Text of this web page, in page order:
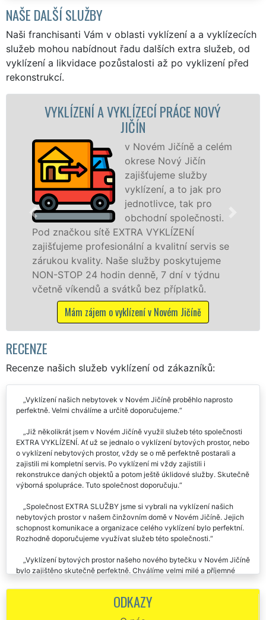
NAŠE DALŠÍ SLUŽBY
Naši franchisanti Vám v oblasti vyklízení a a vyklízecích
služeb mohou nabídnout řadu dalších extra služeb, od
vyklízení a likvidace pozůstalosti až po vyklizení před
rekonstrukcí.
A VYKLÍZECÍ PRÁCE NOVÝ
v Novém Jičíně a celém
okrese Nový Jičín
zajišťujeme služby
vyklízení, a to jak pro
jednotlivce, tak pro
obchodní společnosti.
sítě EXTRA VYKLÍZENÍ
profesionální a kvalitní servis se
Naše služby poskytujeme
24 hodin denně, 7 dní v týdnu
a svátků bez příplatků.
zájem o vyklízení v Novém Jičíně
VYKLÍZECÍ
v Novém
osobám se
práce, a to
RECENZE
Recenze našich služeb vyklízení od zákazníků:
Vyklízení našich nebytovek v Novém Jičíně proběhlo naprosto
perfektně. Velmi chválíme a určitě doporučujeme.
Již několikrát jsem v Novém Jičíně využil služeb této společnosti
EXTRA VYKLÍZENÍ. Ať už se jednalo o vyklízení bytových prostor, nebo
o vyklízení nebytových prostor, vždy se o mě perfektně postarali a
zajistili mi kompletní servis. Po vyklízení mi vždy zajistili i
rekonstrukce daných objektů a potom ještě úklidové služby. Skutečně
výborná spolupráce. Tuto společnost doporučuju.
Společnost EXTRA SLUŽBY jsme si vybrali na vyklízení našich
nebytových prostor v našem činžovním domě v Novém Jičíně. Jejich
schopnost komunikace a organizace celého vyklízení bylo perfektní.
Rozhodně doporučujeme využívat služeb této společnosti.
Vyklízení bytových prostor našeho nového bytečku v Novém Jičíně
bylo zajištěno skutečně perfektně. Chválíme velmi milé a příjemné
se na začátku domluvili. Doporučujeme.
ODKAZY